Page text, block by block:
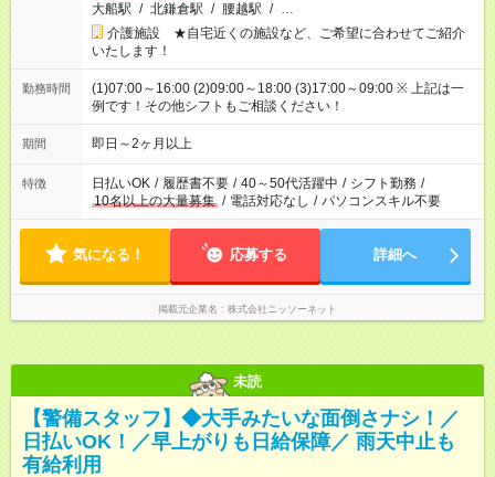
大船駅 / 北鎌倉駅 / 腰越駅 / …
介護施設 ★自宅近くの施設など、ご希望に合わせてご紹介
いたします！
勤務時間
(1)07:00～16:00 (2)09:00～18:00 (3)17:00～09:00 ※ 上記は一
例です！その他シフトもご相談ください！
期間 即日～2ヶ月以上
特徴 日払いOK / 履歴書不要 / 40～50代活躍中 / シフト勤務 /
10名以上の大量募集 / 電話対応なし / パソコンスキル不要
気になる！ 応募する 詳細へ
掲載元企業名 株式会社ニッソーネット
未読
【警備スタッフ】◆大手みたいな面倒さナシ！／
日払いOK！／早上がりも日給保障／ 雨天中止も
有給利用